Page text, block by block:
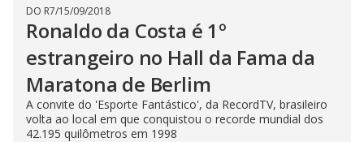
DO R7/15/09/2018
Ronaldo da Costa é 1º
estrangeiro no Hall da Fama da
Maratona de Berlim
A convite do 'Esporte Fantástico', da RecordTV, brasileiro
volta ao local em que conquistou o recorde mundial dos
42.195 quilômetros em 1998